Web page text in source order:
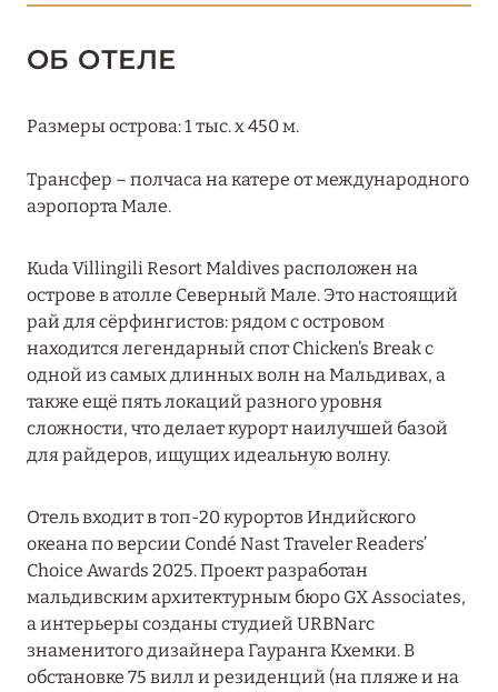
Four Seasons Resort Maldives at Kuda Huraa
Hilton Maldives Amingiri Resort & Spa
Huvafen Fushi Maldives
Jumeirah Olhahali Island
Kagi Maldives Resort & Spa
Kuda Villingili Resort Maldives
One&Only Reethi Rah
Patina Maldives
The Ritz-Carlton Maldives, Fari Islands
ТАА 1
ХАА-АЛИФ 6
ОБ ОТЕЛЕ
Размеры острова: 1 тыс. х 450 м.
Трансфер – полчаса на катере от международного
аэропорта Мале.
Kuda Villingili Resort Maldives расположен на
острове в атолле Северный Мале. Это настоящий
рай для сёрфингистов: рядом с островом
находится легендарный спот Chicken’s Break с
одной из самых длинных волн на Мальдивах, а
также ещё пять локаций разного уровня
сложности, что делает курорт наилучшей базой
для райдеров, ищущих идеальную волну.
Отель входит в топ-20 курортов Индийского
океана по версии Condé Nast Traveler Readers’
Choice Awards 2025. Проект разработан
мальдивским архитектурным бюро GX Associates,
а интерьеры созданы студией URBNarc
знаменитого дизайнера Гауранга Кхемки. В
обстановке 75 вилл и резиденций (на пляже и на